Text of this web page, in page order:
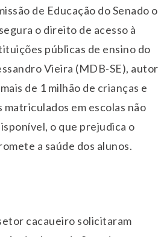
de Educação do Senado o
o direito de acesso à
públicas de ensino do
Vieira (MDB-SE), autor
de 1 milhão de crianças e
matriculados em escolas não
o que prejudica o
a saúde dos alunos.
cacaueiro solicitaram